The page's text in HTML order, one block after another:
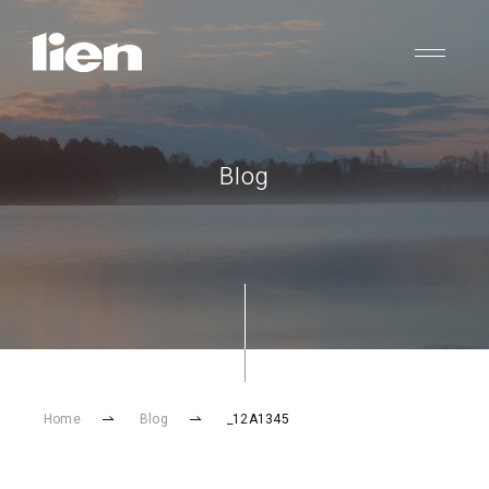
Blog
Home Blog _12A1345